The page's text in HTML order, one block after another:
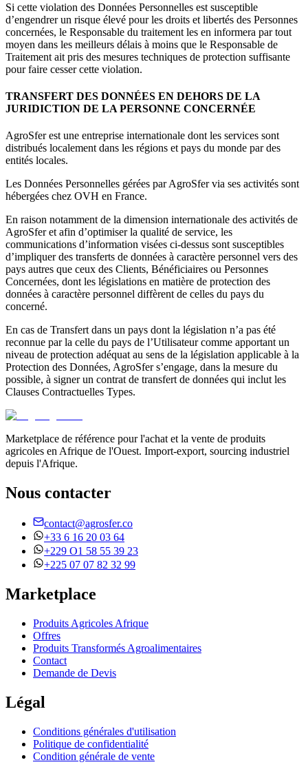
Si cette violation des Données Personnelles est susceptible
d’engendrer un risque élevé pour les droits et libertés des Personnes
concernées, le Responsable du traitement les en informera par tout
moyen dans les meilleurs délais à moins que le Responsable de
Traitement ait pris des mesures techniques de protection suffisante
pour faire cesser cette violation.
TRANSFERT DES DONNÉES EN DEHORS DE LA
JURIDICTION DE LA PERSONNE CONCERNÉE
AgroSfer est une entreprise internationale dont les services sont
distribués localement dans les régions et pays du monde par des
entités locales.
Les Données Personnelles gérées par AgroSfer via ses activités sont
hébergées chez OVH en France.
En raison notamment de la dimension internationale des activités de
AgroSfer et afin d’optimiser la qualité de service, les
communications d’information visées ci-dessus sont susceptibles
d’impliquer des transferts de données à caractère personnel vers des
pays autres que ceux des Clients, Bénéficiaires ou Personnes
Concernées, dont les législations en matière de protection des
données à caractère personnel diffèrent de celles du pays du
concerné.
En cas de Transfert dans un pays dont la législation n’a pas été
reconnue par la celle du pays de l’Utilisateur comme apportant un
niveau de protection adéquat au sens de la législation applicable à la
Protection des Données, AgroSfer s’engage, dans la mesure du
possible, à signer un contrat de transfert de données qui inclut les
Clauses Contractuelles Types.
Marketplace de référence pour l'achat et la vente de produits
agricoles en Afrique de l'Ouest. Import-export, sourcing industriel
depuis l'Afrique.
Nous contacter
contact@agrosfer.co
+33 6 16 20 03 64
+229 O1 58 55 39 23
+225 07 07 82 32 99
Marketplace
Produits Agricoles Afrique
Offres
Produits Transformés Agroalimentaires
Contact
Demande de Devis
Légal
Conditions générales d'utilisation
Politique de confidentialité
Condition générale de vente